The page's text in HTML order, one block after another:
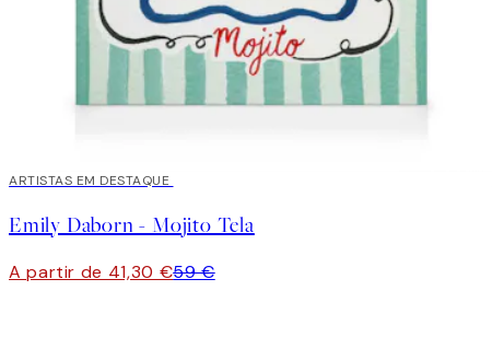
30%*
ARTISTAS EM DESTAQUE
Emily Daborn - Mojito Tela
A partir de 41,30 €59 €